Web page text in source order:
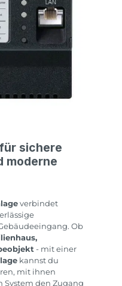
sichere
moderne
verbindet
Ob
- mit einer
kannst du
mit ihnen
den Zugang